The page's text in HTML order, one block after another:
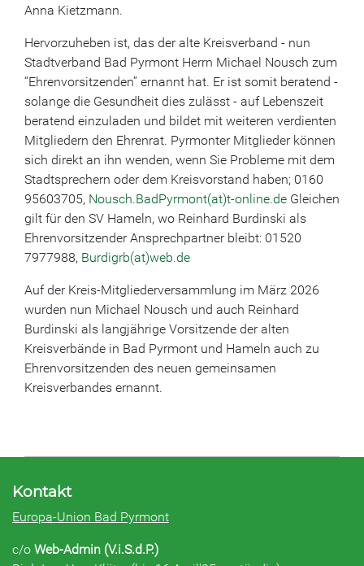
Anna Kietzmann.
Hervorzuheben ist, das der alte Kreisverband - nun
Stadtverband Bad Pyrmont Herrn Michael Nousch zum
“Ehrenvorsitzenden” ernannt hat. Er ist somit beratend -
solange die Gesundheit dies zulässt - auf Lebenszeit
beratend einzuladen und bildet mit weiteren verdienten
Mitgliedern den Ehrenrat. Pyrmonter Mitglieder können
sich direkt an ihn wenden, wenn Sie Probleme mit dem
Stadtsprechern oder dem Kreisvorstand haben; 0160
95603705, Nousch.BadPyrmont(at)t-online.de Gleichen
gilt für den SV Hameln, wo Reinhard Burdinski als
Ehrenvorsitzender Ansprechpartner bleibt: 01520
7977988, Burdigrb(at)web.de
Auf der Kreis-Mitgliederversammlung im März 2026
wurden nun Michael Nousch und auch Reinhard
Burdinski als langjährige Vorsitzende der alten
Kreisverbände in Bad Pyrmont und Hameln auch zu
Ehrenvorsitzenden des neuen gemeinsamen
Kreisverbandes ernannt.
Kontakt
Europa-Union Bad Pyrmont
c/o Web-Admin (V.i.S.d.P.)